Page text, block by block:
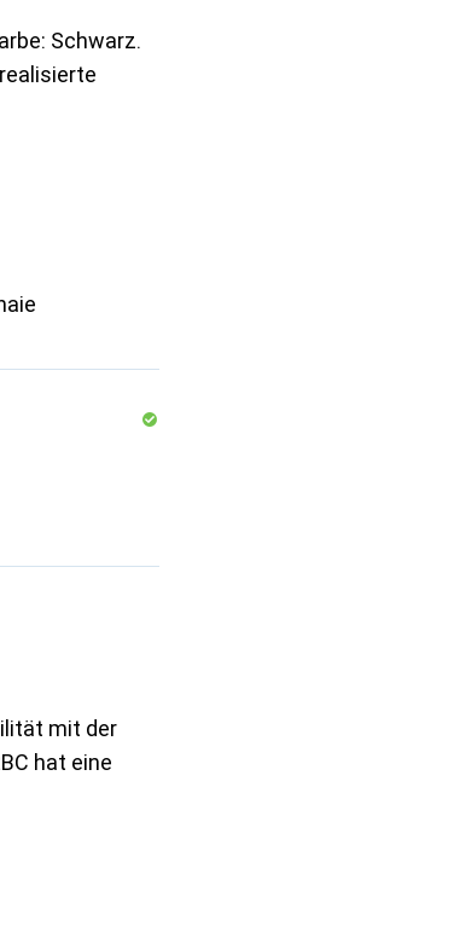
Schwarz.
mit der
hat eine